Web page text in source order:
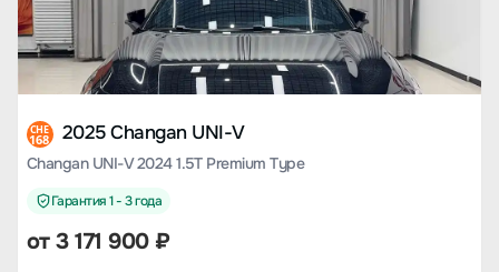
CHE
168 2025 Changan UNI-V
Changan UNI-V 2024 1.5T Premium Type
Гарантия 1 - 3 года
от3 171 900₽